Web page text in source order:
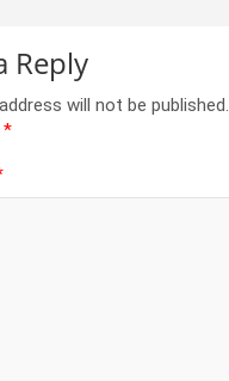
Reply
will not be published.
*